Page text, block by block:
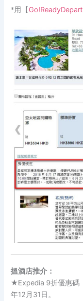
*用【Go!ReadyDepart
搵酒店推介：
★Expedia 9折優惠碼
年12月31日。